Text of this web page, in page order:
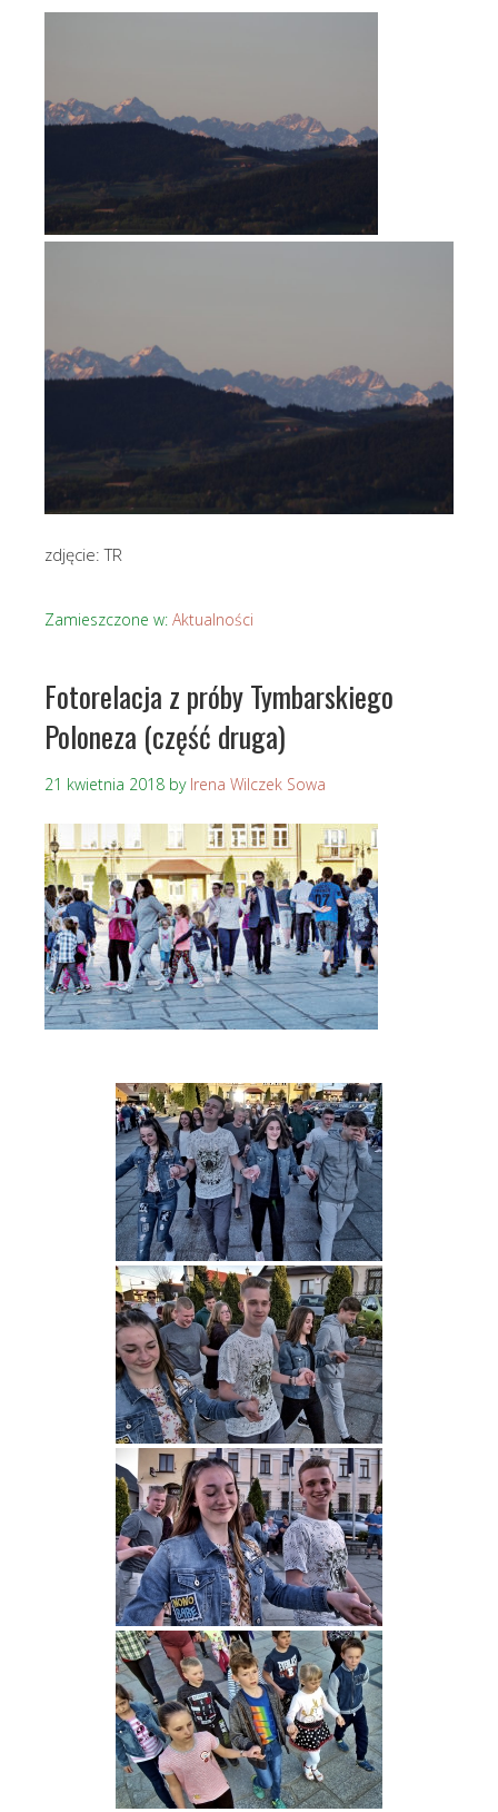
zdjęcie: TR
Zamieszczone w: Aktualności
Fotorelacja z próby Tymbarskiego
Poloneza (część druga)
21 kwietnia 2018 by Irena Wilczek Sowa